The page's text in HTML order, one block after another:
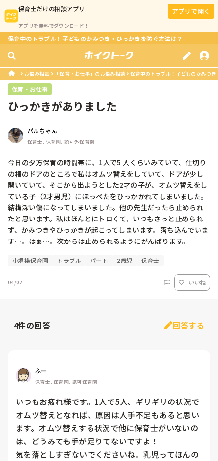
保育士だけの相談アプリ
アプリを無料でダウンロード！
アプリで開く
保育中のトラブル！子どものかみつき・ひっかきを防ぐ方法は？
お悩み相談 「保育・お仕事」のお悩み相談 保育中のトラブル！子どものかみつ
保育・お仕事
ひっかきがありました
パルちゃん
保育士, 保育園, 認可外保育園
今日の夕方保育の時間帯に、1人で5 人くらいみていて、仕切り
の柵のドアのところで私はオムツ替えをしていて、ドアが少し
開いていて、そこから出ようとした2才の子が、オムツ替えをし
ている子（2才男児）にほっぺたをひっかかれてしまいました。
結構深い傷になってしまいました。他の先生だったら止められ
たと思います。私はほんとにトロくて、いつもさっと止められ
ず、かみつきやひっかきが起こってしまいます。落ち込んでいま
小規模保育園 トラブル パート 2歳児 保育士
04/02 いいね
4件の回答 回答する
ふー
保育士, 保育園, 認可保育園
いつもお疲れ様です。1人で5人、ギリギリの状況で
オムツ替えとなれば、原因は人手不足もあると思い
ます。オムツ替えする状況で他に保育士がいないの
は、どうみても手が足りてないですよ！
気を落としすぎないでくださいね。乳児ってほんの